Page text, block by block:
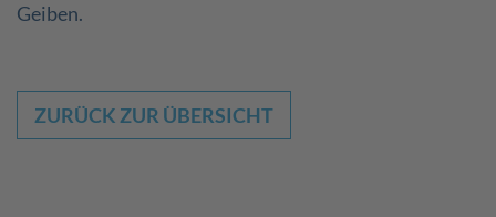
Geiben.
ZURÜCK ZUR ÜBERSICHT